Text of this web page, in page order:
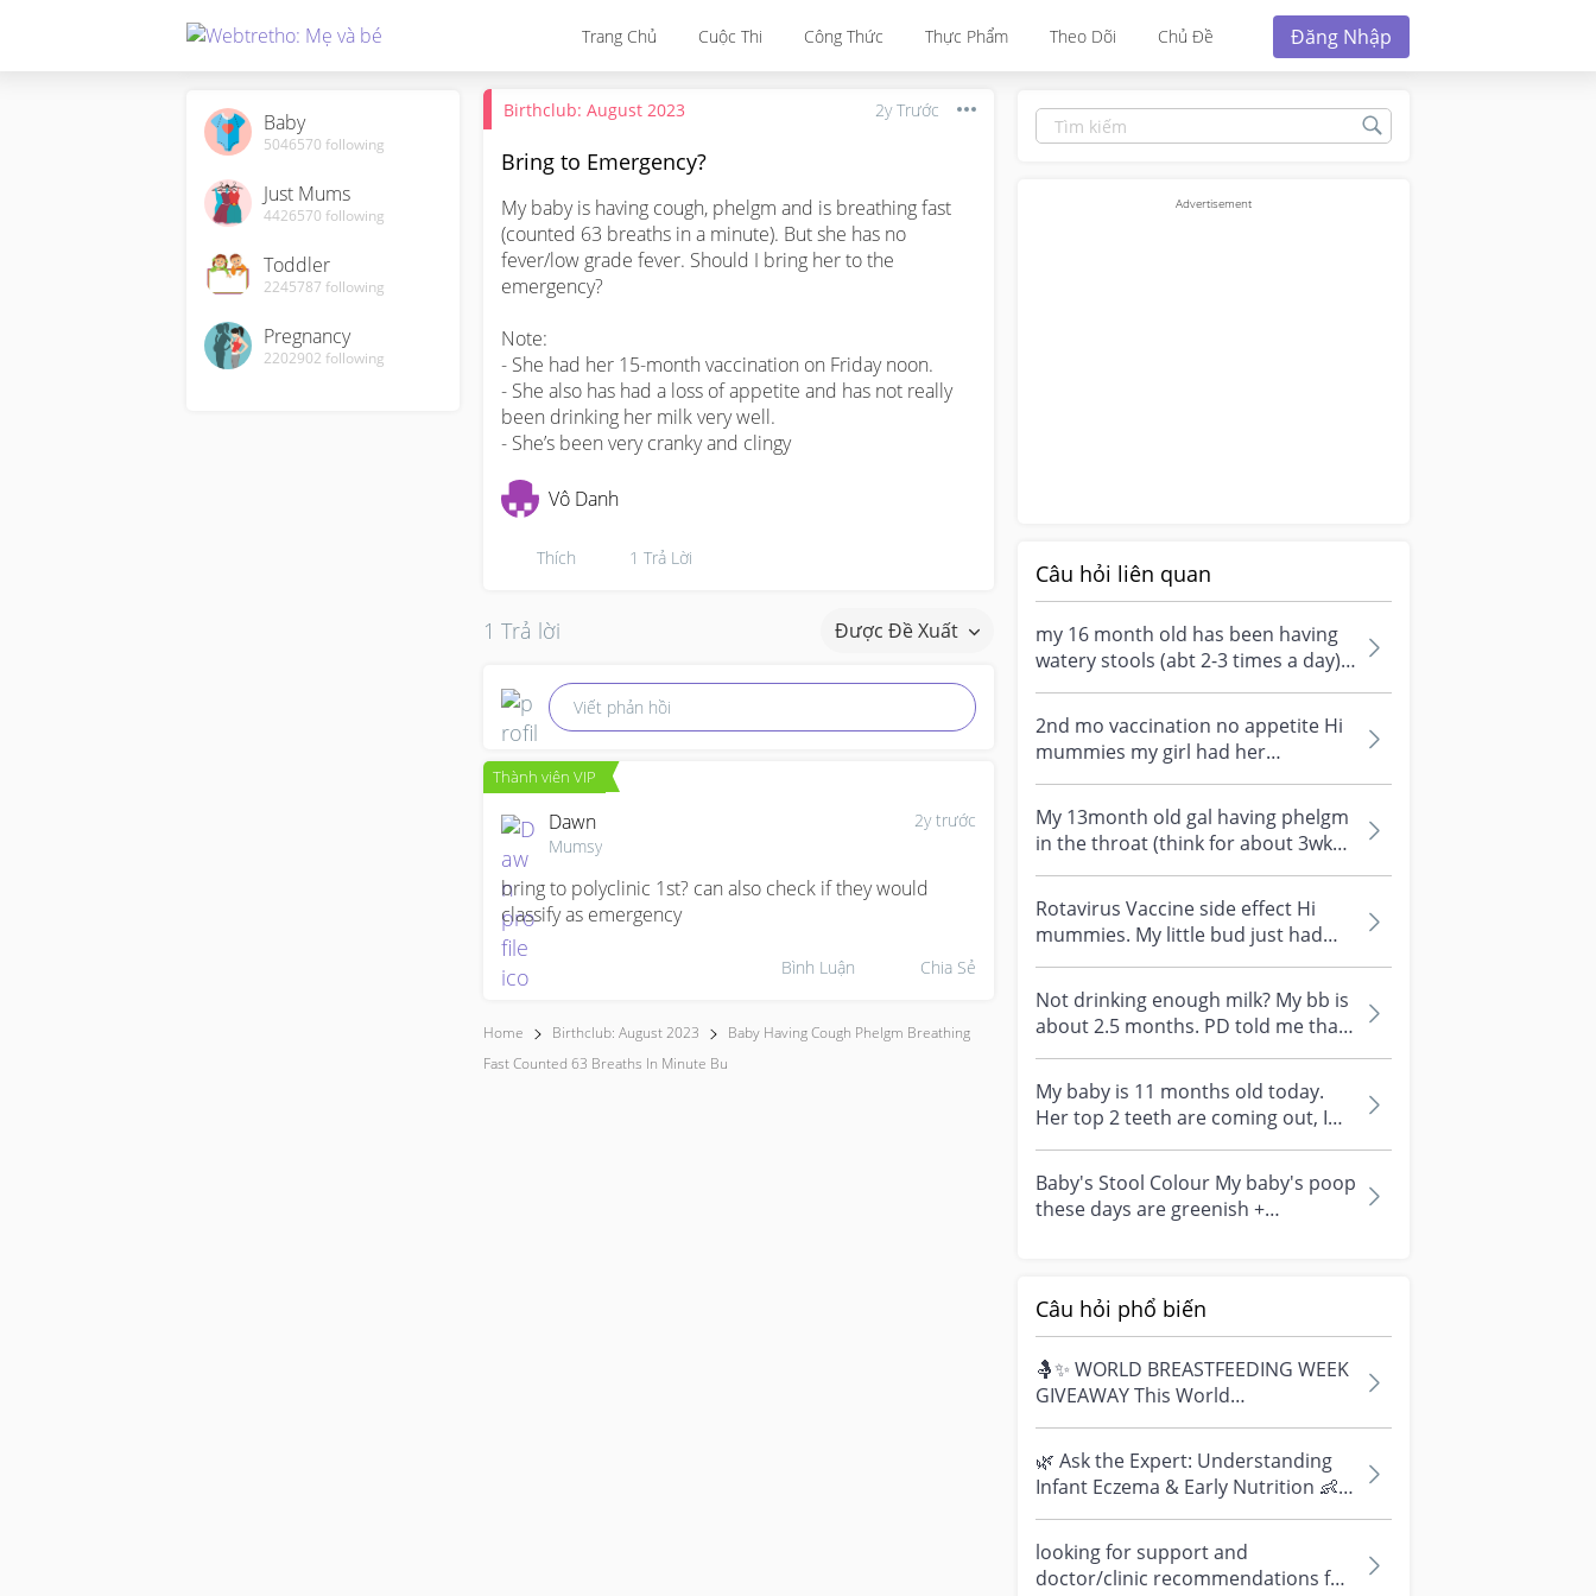
Trang Chủ Cuộc Thi Công Thức Thực Phẩm Theo Dõi Chủ Đề Đăng Nhập
Baby
5046570 following
Just Mums
4426570 following
Toddler
2245787 following
Pregnancy
2202902 following
Birthclub: August 2023 2y Trước
Bring to Emergency?
My baby is having cough, phelgm and is breathing fast
(counted 63 breaths in a minute). But she has no
fever/low grade fever. Should I bring her to the
emergency?
Note:
- She had her 15-month vaccination on Friday noon.
- She also has had a loss of appetite and has not really
been drinking her milk very well.
- She’s been very cranky and clingy
Vô Danh
Thích 1 Trả Lời
1 Trả lời Được Đề Xuất
Viết phản hồi
Thành viên VIP
2y trước
Dawn
Mumsy
bring to polyclinic 1st? can also check if they would
classify as emergency
Bình Luận Chia Sẻ
Home Birthclub: August 2023
Baby Having Cough Phelgm Breathing
Fast Counted 63 Breaths In Minute Bu
Câu hỏi liên quan
my 16 month old has been having
watery stools (abt 2-3 times a day)
for close to a week. should i b...
2nd mo vaccination no appetite Hi
mummies my girl had her
vaccination yesterday, 6in1 and
rotavirus,...
My 13month old gal having phelgm
in the throat (think for about 3wks)
been going back to pd and the...
Rotavirus Vaccine side effect Hi
mummies. My little bud just had
her 5 in 1 and rota vaccine 4 days...
Not drinking enough milk? My bb is
about 2.5 months. PD told me that
her minimum milk intake is 120x...
My baby is 11 months old today.
Her top 2 teeth are coming out, I
can see them. Problem is, she's r...
Baby's Stool Colour My baby's poop
these days are greenish +
Câu hỏi phổ biến
🤱✨ WORLD BREASTFEEDING WEEK
GIVEAWAY This World
Breastfeeding Week, we're
celebrating every mum's fe...
🌿 Ask the Expert: Understanding
Infant Eczema & Early Nutrition 👶
Have questions about eczema,
sensi...
looking for support and
doctor/clinic recommendations for